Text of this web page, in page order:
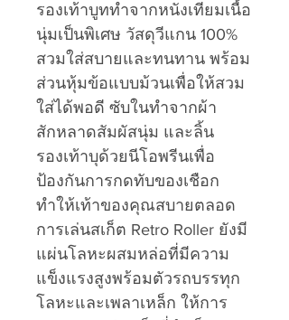
รองเท้าบูททำจากหนังเทียมเนื้อ
นุ่มเป็นพิเศษ วัสดุวีแกน 100%
สวมใส่สบายและทนทาน พร้อม
ส่วนหุ้มข้อแบบม้วนเพื่อให้สวม
ใส่ได้พอดี ซับในทำจากผ้า
สักหลาดสัมผัสนุ่ม และลิ้น
รองเท้าบุด้วยนีโอพรีนเพื่อ
ป้องกันการกดทับของเชือก
ทำให้เท้าของคุณสบายตลอด
การเล่นสเก็ต Retro Roller ยังมี
แผ่นโลหะผสมหล่อที่มีความ
แข็งแรงสูงพร้อมตัวรถบรรทุก
โลหะและเพลาเหล็ก ให้การ